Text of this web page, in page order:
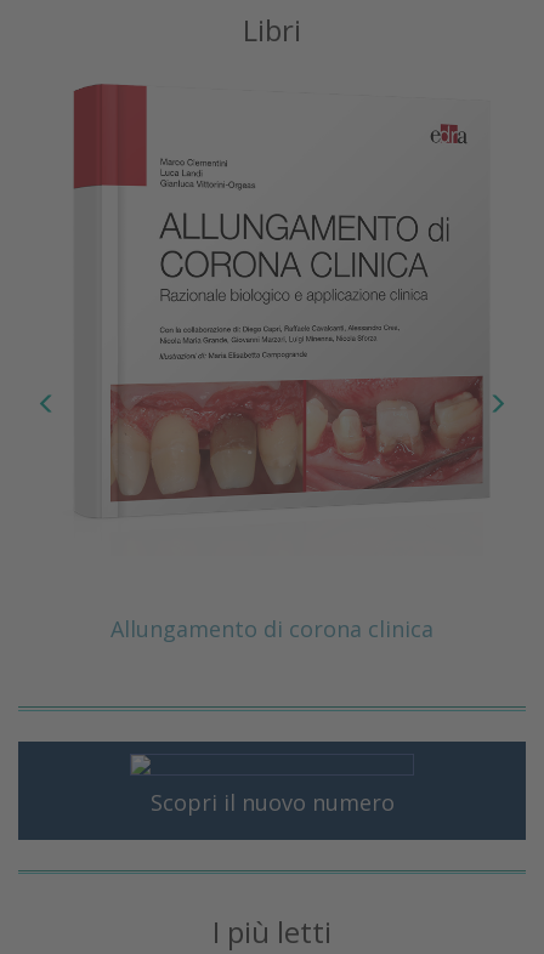
Libri
Allungamento di corona clinica
Scopri il nuovo numero
I più letti